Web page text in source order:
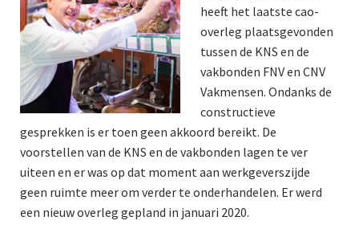
heeft het laatste cao-
overleg plaatsgevonden
tussen de KNS en de
vakbonden FNV en CNV
Vakmensen. Ondanks de
constructieve
gesprekken is er toen geen akkoord bereikt. De
voorstellen van de KNS en de vakbonden lagen te ver
uiteen en er was op dat moment aan werkgeverszijde
geen ruimte meer om verder te onderhandelen. Er werd
een nieuw overleg gepland in januari 2020.